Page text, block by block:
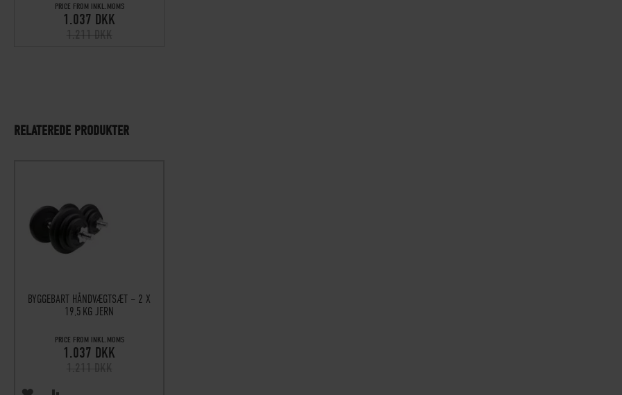
PRICE FROM INKL.MOMS
1.037 DKK
1.211 DKK
RELATEREDE PRODUKTER
BYGGEBART HÅNDVÆGTSÆT – 2 X
19,5 KG JERN
PRICE FROM INKL.MOMS
1.037 DKK
1.211 DKK
TILFØJ